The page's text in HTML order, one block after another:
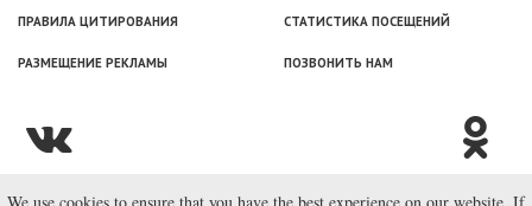
ПРАВИЛА ЦИТИРОВАНИЯ СТАТИСТИКА ПОСЕЩЕНИЙ
РАЗМЕЩЕНИЕ РЕКЛАМЫ ПОЗВОНИТЬ НАМ
© ООО «Лаборатория Новоcтей», 2003—2026.